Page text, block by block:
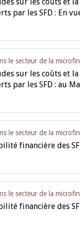
par les SFD : En
le secteur de la
sur les coûts et
par les SFD : au
le secteur de la
financière des
le secteur de la
financière des